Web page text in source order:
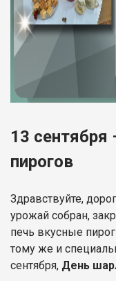
13 сентября
пирогов
Здравствуйте,
урожай собран,
печь вкусные
тому же и
сентября, День